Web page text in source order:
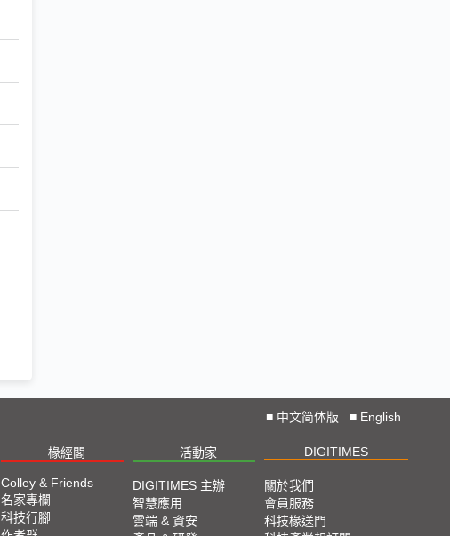
■ 中文简体版 ■ English
椽經閣 活動家 DIGITIMES
Colley & Friends
名家專欄
科技行腳
DIGITIMES 主辦
智慧應用
雲端 & 資安
關於我們
會員服務
科技椽送門